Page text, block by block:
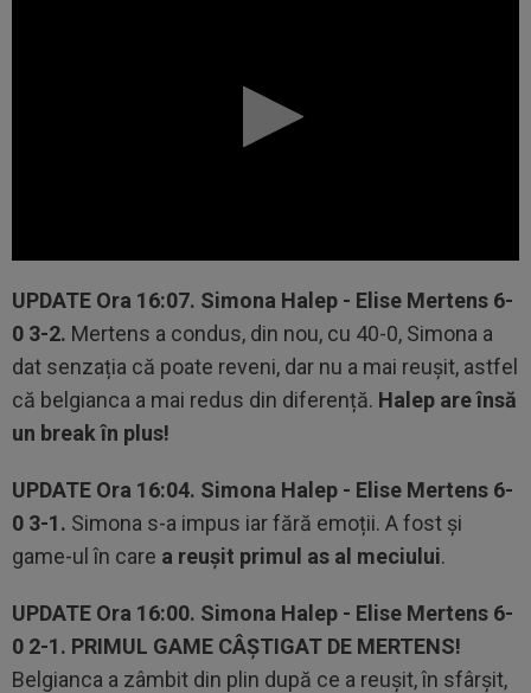
UPDATE Ora 16:07. Simona Halep - Elise Mertens 6-
0 3-2. Mertens a condus, din nou, cu 40-0, Simona a
dat senzația că poate reveni, dar nu a mai reușit, astfel
că belgianca a mai redus din diferență. Halep are însă
un break în plus!
UPDATE Ora 16:04. Simona Halep - Elise Mertens 6-
0 3-1. Simona s-a impus iar fără emoții. A fost și
game-ul în care a reușit primul as al meciului.
UPDATE Ora 16:00. Simona Halep - Elise Mertens 6-
0 2-1. PRIMUL GAME CÂȘTIGAT DE MERTENS!
Belgianca a zâmbit din plin după ce a reușit, în sfârșit,